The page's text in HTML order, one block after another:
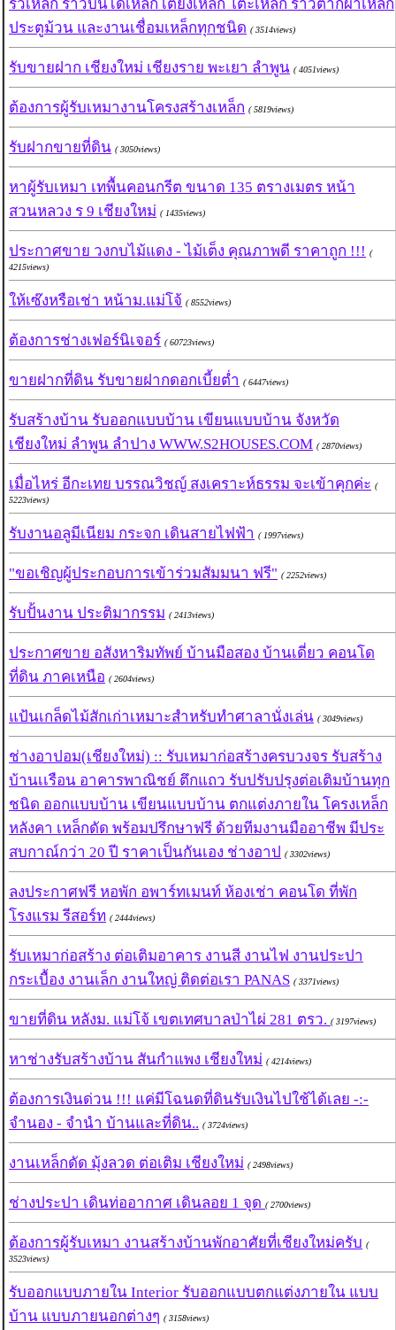
รั้วเหล็ก ราวบันไดเหล็ก เตียงเหล็ก โต๊ะเหล็ก ราวตากผ้าเหล็ก
ประตูม้วน และงานเชื่อมเหล็กทุกชนิด ( 3514views)
รับขายฝาก เชียงใหม่ เชียงราย พะเยา ลำพูน ( 4051views)
ต้องการผู้รับเหมางานโครงสร้างเหล็ก ( 5819views)
รับฝากขายที่ดิน ( 3050views)
หาผู้รับเหมา เทพื้นคอนกรีต ขนาด 135 ตรางเมตร หน้า
สวนหลวง ร 9 เชียงใหม่ ( 1435views)
ประกาศขาย วงกบไม้แดง - ไม้เต็ง คุณภาพดี ราคาถูก !!! (
4215views)
ให้เซ๊งหรือเช่า หน้าม.แม่โจ้ ( 8552views)
ต้องการช่างเฟอร์นิเจอร์ ( 60723views)
ขายฝากที่ดิน รับขายฝากดอกเบี้ยต่ำ ( 6447views)
รับสร้างบ้าน รับออกแบบบ้าน เขียนแบบบ้าน จังหวัด
เชียงใหม่ ลำพูน ลำปาง WWW.S2HOUSES.COM ( 2870views)
เมื่อไหร่ อีกะเทย บรรณวิชญ์ สงเคราะห์ธรรม จะเข้าคุกค่ะ (
5223views)
รับงานอลูมีเนียม กระจก เดินสายไฟฟ้า ( 1997views)
"ขอเชิญผู้ประกอบการเข้าร่วมสัมมนา ฟรี" ( 2252views)
รับปั้นงาน ประติมากรรม ( 2413views)
ประกาศขาย อสังหาริมทัพย์ บ้านมือสอง บ้านเดี่ยว คอนโด
ที่ดิน ภาคเหนือ ( 2604views)
แป้นเกล็ดไม้สักเก่าเหมาะสำหรับทำศาลานั่งเล่น ( 3049views)
ช่างอาปอม(เชียงใหม่) :: รับเหมาก่อสร้างครบวงจร รับสร้าง
บ้านเเรือน อาคารพาณิชย์ ตึกแถว รับปรับปรุงต่อเติมบ้านทุก
ชนิด ออกแบบบ้าน เขียนแบบบ้าน ตกแต่งภายใน โครงเหล็ก
หลังคา เหล็กดัด พร้อมปรึกษาฟรี ด้วยทีมงานมืออาชีพ มีประ
สบกาณ์กว่า 20 ปี ราคาเป็นกันเอง ช่างอาป ( 3302views)
ลงประกาศฟรี หอพัก อพาร์ทเมนท์ ห้องเช่า คอนโด ที่พัก
โรงแรม รีสอร์ท ( 2444views)
รับเหมาก่อสร้าง ต่อเติมอาคาร งานสี งานไฟ งานประปา
กระเบื้อง งานเล็ก งานใหญ่ ติดต่อเรา PANAS ( 3371views)
ขายที่ดิน หลังม. แม่โจ้ เขตเทศบาลป่าไผ่ 281 ตรว. ( 3197views)
หาช่างรับสร้างบ้าน สันกำแพง เชียงใหม่ ( 4214views)
ต้องการเงินด่วน !!! แค่มีโฉนดที่ดินรับเงินไปใช้ได้เลย -:-
จำนอง - จำนำ บ้านและที่ดิน.. ( 3724views)
งานเหล็กดัด มุ้งลวด ต่อเติม เชียงใหม่ ( 2498views)
ช่างประปา เดินท่ออากาศ เดินลอย 1 จุด ( 2700views)
ต้องการผู้รับเหมา งานสร้างบ้านพักอาศัยที่เชียงใหม่ครับ (
3523views)
รับออกแบบภายใน Interior รับออกแบบตกแต่งภายใน แบบ
บ้าน แบบภายนอกต่างๆ ( 3158views)